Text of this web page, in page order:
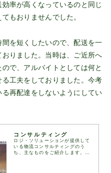
率が高くなっているのと同じ
もおりませんでした。
を短くしたいので、配送を一
りました。当時は、ご近所へ
で、アルバイトとしては何と
工夫をしておりました。今考
再配達をしないようにしてい
コンサルティング
ロジ・ソリューションが提供して
いる物流コンサルティングのう
ち、主なものをご紹介します。お